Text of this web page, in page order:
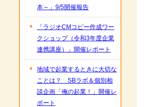
本～」9/5開催報告
「ラジオCMコピー作成ワー
クショップ（令和3年度企業
連携講座）」開催レポート
地域で起業するときに大切な
ことは？ SBラボ＆個別相
談企画「俺の起業！」開催レ
ポート